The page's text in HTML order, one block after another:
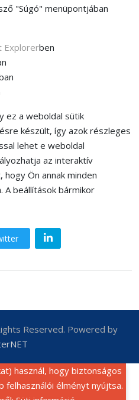
"Súgó" menüpontjában
Explorerben
ez a weboldal sütik
készült, így azok részleges
lehet e weboldal
az interaktív
Ön annak minden
A beállítások bármikor
Reserved. Powered by
használ, hogy biztonságos
élményt nyújtsa.